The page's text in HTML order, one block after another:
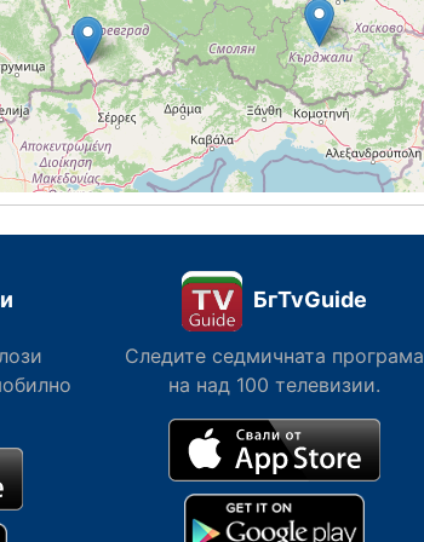
БгTvGuide
Следите седмичната програма
на над 100 телевизии.